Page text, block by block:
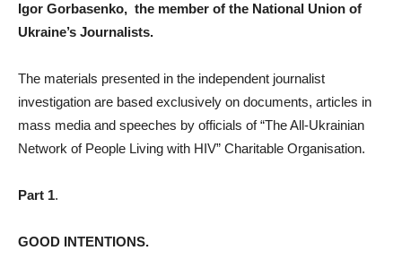
Igor Gorbasenko, the member of the National Union of
Ukraine’s Journalists.
The materials presented in the independent journalist
investigation are based exclusively on documents, articles in
mass media and speeches by officials of “The All-Ukrainian
Network of People Living with HIV” Charitable Organisation.
Part 1.
GOOD INTENTIONS.